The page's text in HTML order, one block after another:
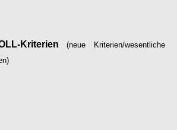
Kriterien(neue Kriterien/wesentliche